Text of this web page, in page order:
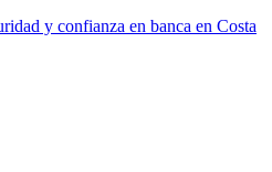
y confianza en banca en Costa